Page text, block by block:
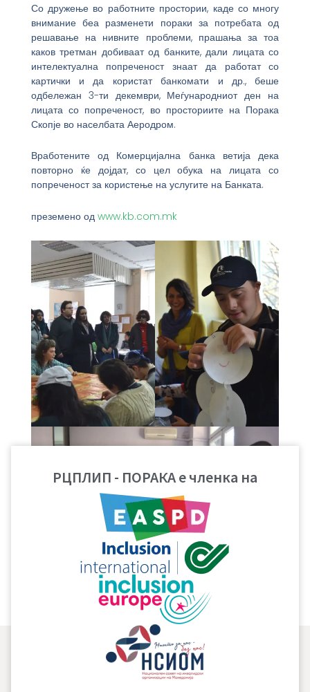
Со дружење во работните простории, каде со многу
внимание беа разменети пораки за потребата од
решавање на нивните проблеми, прашања за тоа
каков третман добиваат од банките, дали лицата со
интелектуална попреченост знаат да работат со
картички и да користат банкомати и др., беше
одбележан 3-ти декември, Меѓународниот ден на
лицата со попреченост, во просториите на Порака
Скопје во населбата Аеродром.
Вработените од Комерцијална банка ветија дека
повторно ќе дојдат, со цел обука на лицата со
попреченост за користење на услугите на Банката.
преземено од www.kb.com.mk
РЦПЛИП - ПОРАКА е членка на